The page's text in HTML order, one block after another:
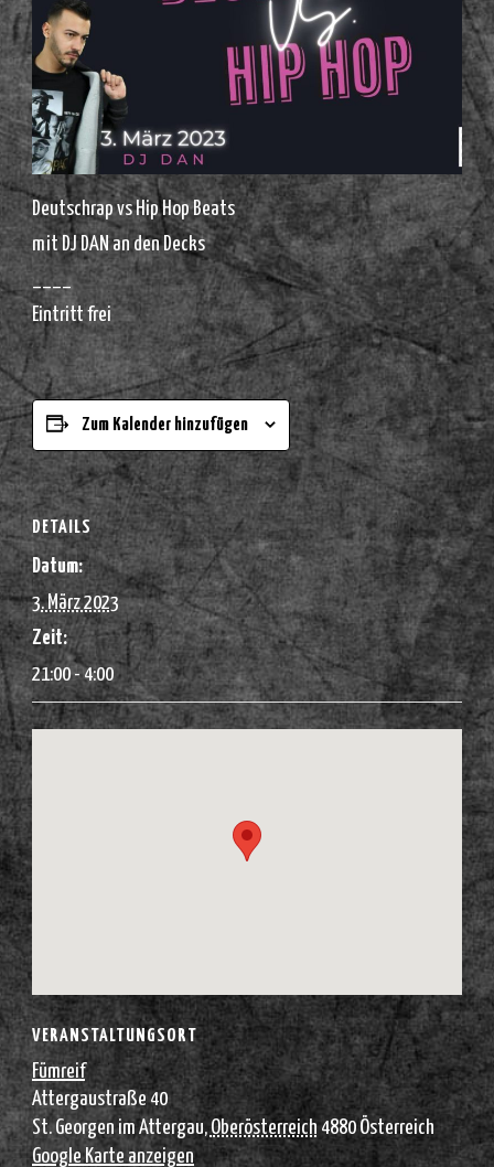
Deutschrap vs Hip Hop Beats
mit DJ DAN an den Decks
____
Eintritt frei
Zum Kalender hinzufügen
DETAILS
Datum:
3. März 2023
Zeit:
21:00 - 4:00
VERANSTALTUNGSORT
Fümreif
Attergaustraße 40
St. Georgen im Attergau, Oberösterreich 4880 Österreich
Google Karte anzeigen